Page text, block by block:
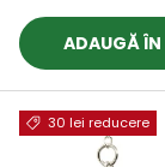
ADAUGĂ ÎN
30 lei reducere